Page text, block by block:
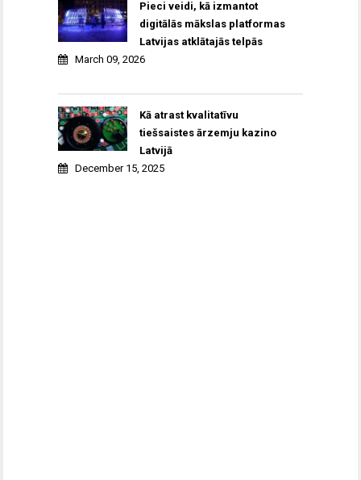
Pieci veidi, kā izmantot
digitālās mākslas platformas
Latvijas atklātajās telpās
March 09, 2026
Kā atrast kvalitatīvu
tiešsaistes ārzemju kazino
Latvijā
December 15, 2025